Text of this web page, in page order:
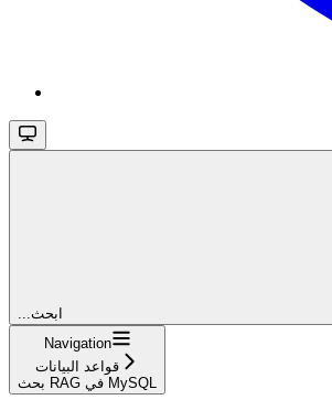
...ابحث
Navigation
قواعد البيانات
بحث RAG في MySQL